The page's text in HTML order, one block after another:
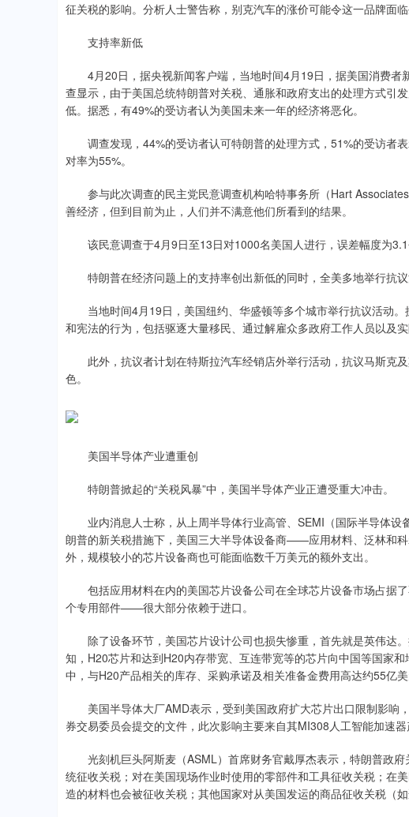
征关税的影响。分析人士警告称，别克汽车的涨价可能令这一品牌面临
支持率新低
4月20日，据央视新闻客户端，当地时间4月19日，据美国消费者
查显示，由于美国总统特朗普对关税、通胀和政府支出的处理方式引
低。据悉，有49%的受访者认为美国未来一年的经济将恶化。
调查发现，44%的受访者认可特朗普的处理方式，51%的受访者
对率为55%。
参与此次调查的民主党民意调查机构哈特事务所（Hart
善经济，但到目前为止，人们并不满意他们所看到的结果。
该民意调查于4月9日至13日对1000名美国人进行，误差幅度为3.1
特朗普在经济问题上的支持率创出新低的同时，全美多地举行抗议
当地时间4月19日，美国纽约、华盛顿等多个城市举行抗议活动。
和宪法的行为，包括驱逐大量移民、通过解雇众多政府工作人员以及
此外，抗议者计划在特斯拉汽车经销店外举行活动，抗议马斯克
色。
美国半导体产业遭重创
特朗普掀起的“关税风暴”中，美国半导体产业正遭受重大冲击。
业内消息人士称，从上周半导体行业高管、SEMI（国际半导体设
朗普的新关税措施下，美国三大半导体设备商——应用材料、泛林和
外，规模较小的芯片设备商也可能面临数千万美元的额外支出。
包括应用材料在内的美国芯片设备公司在全球芯片设备市场占据
个专用部件——很大部分依赖于进口。
除了设备环节，美国芯片设计公司也损失惨重，首先就是英伟达
知，H20芯片和达到H20内存带宽、互连带宽等的芯片向中国等国家
中，与H20产品相关的库存、采购承诺及相关准备金费用高达约55亿美
美国半导体大厂AMD表示，受到美国政府扩大芯片出口限制影响
券交易委员会提交的文件，此次影响主要来自其MI308人工智能加速器
光刻机巨头阿斯麦（ASML）首席财务官戴厚杰表示，特朗普政府
统征收关税；对在美国现场作业时使用的零部件和工具征收关税；在
造的材料也会被征收关税；其他国家对从美国发运的商品征收关税（如